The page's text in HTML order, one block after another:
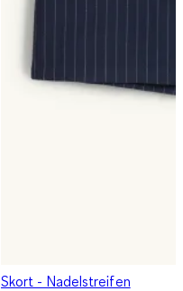
Skort - Nadelstreifen